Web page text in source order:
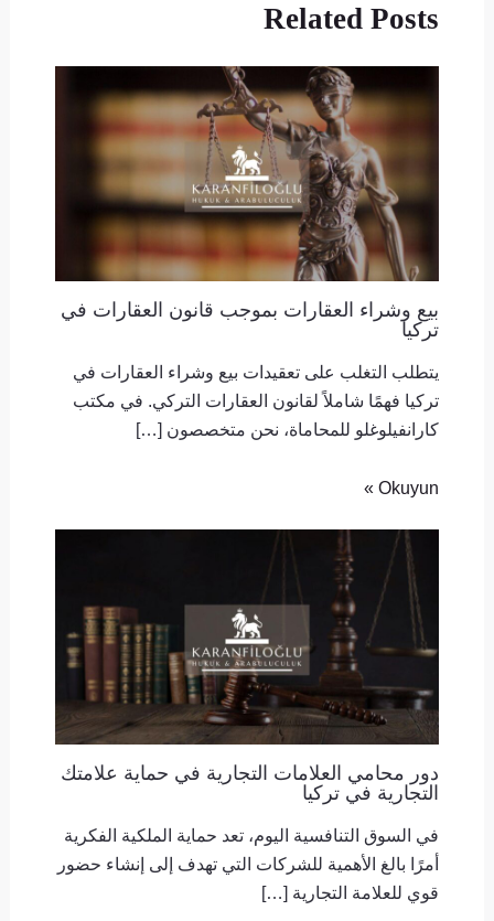
Related Posts
بيع وشراء العقارات بموجب قانون العقارات في
تركيا
يتطلب التغلب على تعقيدات بيع وشراء العقارات في
تركيا فهمًا شاملاً لقانون العقارات التركي. في مكتب
كارانفيلوغلو للمحاماة، نحن متخصصون […]
Okuyun »
دور محامي العلامات التجارية في حماية علامتك
التجارية في تركيا
في السوق التنافسية اليوم، تعد حماية الملكية الفكرية
أمرًا بالغ الأهمية للشركات التي تهدف إلى إنشاء حضور
قوي للعلامة التجارية […]